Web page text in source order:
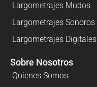
Largometrajes Mudos
Largometrajes Sonoros
Largometrajes Digitales
Sobre Nosotros
Quienes Somos